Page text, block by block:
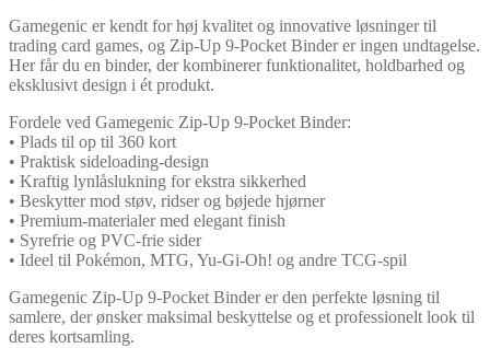
Gamegenic er kendt for høj kvalitet og innovative løsninger til
trading card games, og Zip-Up 9-Pocket Binder er ingen undtagelse.
Her får du en binder, der kombinerer funktionalitet, holdbarhed og
eksklusivt design i ét produkt.
Fordele ved Gamegenic Zip-Up 9-Pocket Binder:
• Plads til op til 360 kort
• Praktisk sideloading-design
• Kraftig lynlåslukning for ekstra sikkerhed
• Beskytter mod støv, ridser og bøjede hjørner
• Premium-materialer med elegant finish
• Syrefrie og PVC-frie sider
• Ideel til Pokémon, MTG, Yu-Gi-Oh! og andre TCG-spil
Gamegenic Zip-Up 9-Pocket Binder er den perfekte løsning til
samlere, der ønsker maksimal beskyttelse og et professionelt look til
deres kortsamling.